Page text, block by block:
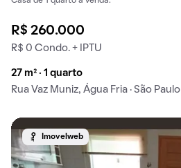
R$ 260.000
R$ 0 Condo. + IPTU
27 m² · 1 quarto
Rua Vaz Muniz, Água Fria · São Paulo
Imovelweb